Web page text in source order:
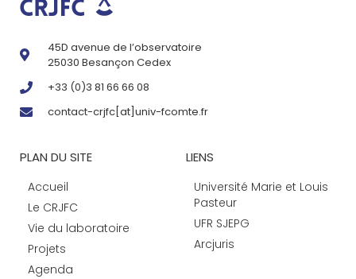
45D avenue de l’observatoire
25030 Besançon Cedex
+33 (0)3 81 66 66 08
contact-crjfc[at]univ-fcomte.fr
PLAN DU SITE
Accueil
Le CRJFC
Vie du laboratoire
Projets
Agenda
LIENS
Université Marie et Louis
Pasteur
UFR SJEPG
Arcjuris